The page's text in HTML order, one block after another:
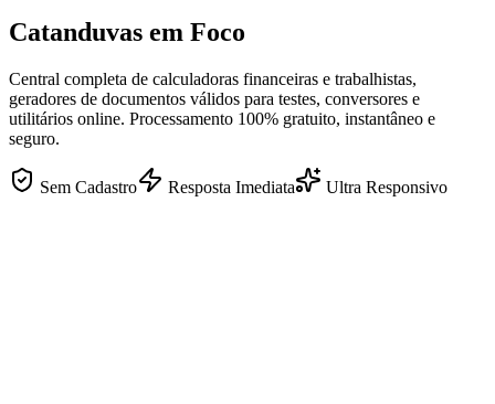
Catanduvas em Foco
Central completa de calculadoras financeiras e trabalhistas,
geradores de documentos válidos para testes, conversores e
utilitários online. Processamento 100% gratuito, instantâneo e
seguro.
Sem Cadastro Resposta Imediata Ultra Responsivo